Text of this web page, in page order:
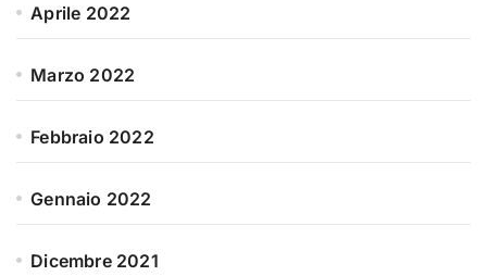
Aprile 2022
Marzo 2022
Febbraio 2022
Gennaio 2022
Dicembre 2021